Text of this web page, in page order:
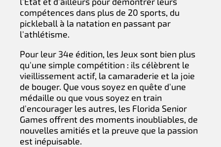
compétences dans plus de 20 sports, du
pickleball à la natation en passant par
l'athlétisme.
Pour leur 34e édition, les Jeux sont bien plus
qu'une simple compétition : ils célèbrent le
vieillissement actif, la camaraderie et la joie
de bouger. Que vous soyez en quête d'une
médaille ou que vous soyez en train
d'encourager les autres, les Florida Senior
Games offrent des moments inoubliables, de
nouvelles amitiés et la preuve que la passion
est inépuisable.